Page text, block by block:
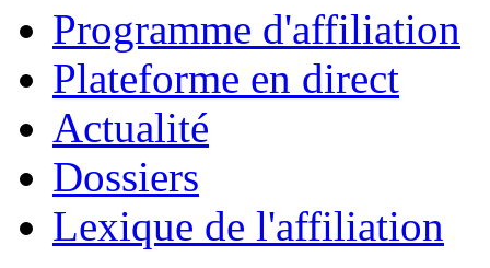
Programme d'affiliation
Plateforme en direct
Actualité
Dossiers
Lexique de l'affiliation